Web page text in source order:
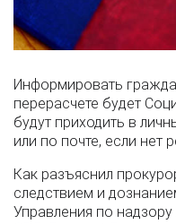
Информировать
перерасчете будет
будут приходить в
или по почте, если нет
Как разъяснил
следствием и
Управления по